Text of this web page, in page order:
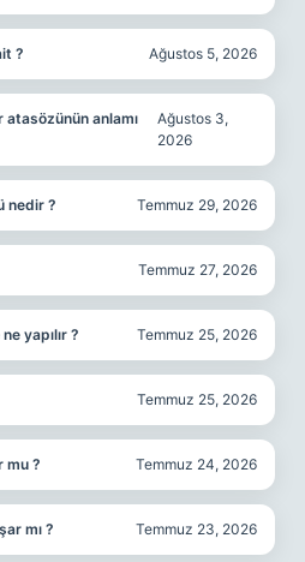
? Ağustos 5, 2026
anlamı
Ağustos 3,
2026
nedir ? Temmuz 29, 2026
Temmuz 27, 2026
yapılır ? Temmuz 25, 2026
Temmuz 25, 2026
mu ? Temmuz 24, 2026
mı ? Temmuz 23, 2026